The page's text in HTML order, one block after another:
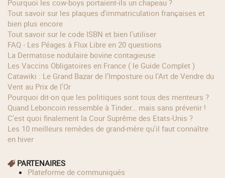
Pourquoi les cow‑boys portaient‑ils un chapeau ?
Tout savoir sur les plaques d'immatriculation françaises et
bien plus encore
Tout savoir sur le code ISBN et bien l'utiliser
FAQ - Les Péages à Flux Libre en 20 questions
La Dermatose nodulaire bovine contagieuse
Les Vaccins Obligatoires en France ( le Guide Complet )
Catawiki : Le Grand Bazar de l’Imposture ou l'Art de Vendre du
Vent au Prix de l'Or
Pourquoi dit-on que les politiques sont tous des menteurs ?
Quand Leboncoin ressemble à Tinder… mais sans prévenir !
C'est quoi finalement la Cour Suprême des Etats-Unis ?
Les 10 meilleurs remèdes de grand-mère qu'il faut connaître
en hiver
PARTENAIRES
Plateforme de communiqués